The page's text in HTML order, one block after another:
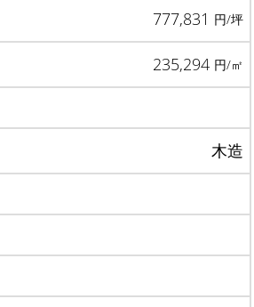
777,831 円/坪
235,294 円/㎡
木造